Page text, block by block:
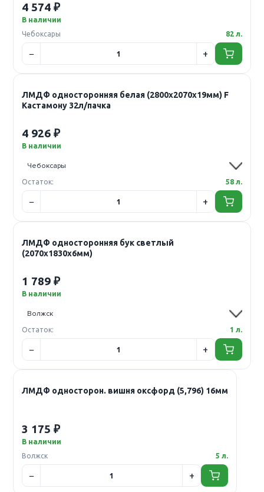
4 574 ₽
В наличии
Чебоксары
82 л.
ЛМДФ односторонняя белая (2800х2070х19мм) F
Кастамону 32л/пачка
4 926 ₽
В наличии
Остаток: 58 л.
ЛМДФ односторонняя бук светлый
(2070х1830х6мм)
1 789 ₽
В наличии
Остаток: 1 л.
ЛМДФ односторон. вишня оксфорд (5,796) 16мм
3 175 ₽
В наличии
Волжск
5 л.